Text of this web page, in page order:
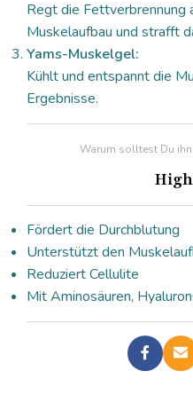
Regt die Fettverbrennung
Muskelaufbau und strafft
Yams-Muskelgel:
Kühlt und entspannt die
Ergebnisse.
Warum solltest Du
Fördert die Durchblutung
Unterstützt den
Reduziert Cellulite
Mit Aminosäuren,